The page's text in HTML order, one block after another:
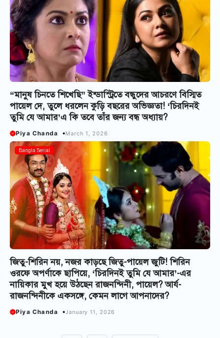
“মানুষ চিনতে শিখেছি” ইন্ডাস্ট্রিতে বন্ধুদের আচরণে বিস্মিত
পায়েল দে, তুলে ধরলেন কুড়ি বছরের অভিজ্ঞতা! ‘চিরদিনই
তুমি যে আমার’এ কি তবে তাঁর জন্য বন্ধ অধ্যায়?
Piya Chanda March 1, 2026
Bangla Serial
জিতু-শিরিন নয়, নজর কাড়ছে জিতু-পায়েল জুটি! শিরিন
ওরফে অপর্ণাকে ছাপিয়ে, ‘চিরদিনই তুমি যে আমার’-এর
নায়িকার মুখ হয়ে উঠছেন রাজনন্দিনী, পায়েল? আর্য-
রাজনন্দিনীকে একসঙ্গে, কেমন লাগে আপনাদের?
Piya Chanda January 11, 2026